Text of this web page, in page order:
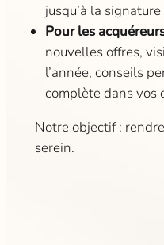
jusqu’à la
Pour les
nouvelles offres,
l’année, conseils
complète dans vos
Notre objectif :
serein.